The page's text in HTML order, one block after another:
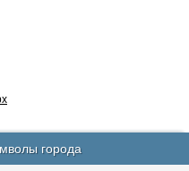
города